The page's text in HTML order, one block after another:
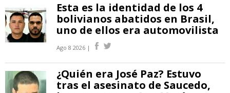
Esta es la identidad de los 4
bolivianos abatidos en Brasil,
uno de ellos era automovilista
Ago 8 2026 |
¿Quién era José Paz? Estuvo
tras el asesinato de Saucedo,